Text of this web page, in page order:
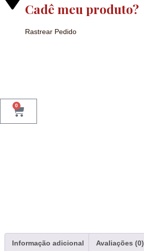
Cadê meu produto?
Rastrear Pedido
0
Informação adicional Avaliações (0)